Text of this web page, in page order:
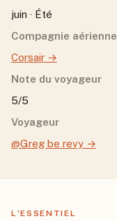
juin · Été
Compagnie aérienne
Corsair →
Note du voyageur
5/5
Voyageur
@Greg be revy →
L'ESSENTIEL